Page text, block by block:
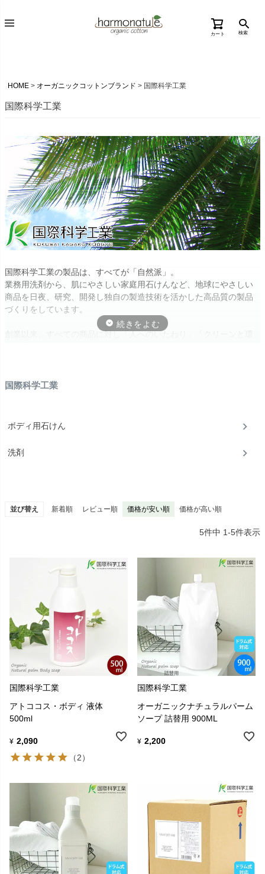
カート 検索
HOME オーガニックコットンブランド 国際科学工業
国際科学工業
国際科学工業の製品は、すべてが「自然派」。
業務用洗剤から、肌にやさしい家庭用石けんなど、地球にやさしい
商品を日夜、研究、開発し独自の製造技術を活かした高品質の製品
づくりをしています。
創業以来、すべての商品に対し「人へのいたわり」「クリーンと環
客様のニーズにあったオンリーワン商品を今後ともお客様と一緒に
商品は人体だけでなく、環境・物までも大切にでき、せっけんのマ
イナス部分をとことん追求し改善したすぐれものです。
人と環境に「やさしい」製品づくり…。
それが、国際科学工業のこだわりです。
国際科学工業
ボディ用石けん
洗剤
並び替え 新着順 レビュー順 価格が安い順 価格が高い順
5件中 1-5件表示
国際科学工業
アトココス・ボディ 液体
500ml
¥ 2,090
（2）
国際科学工業
オーガニックナチュラルパーム
ソープ 詰替用 900ML
¥ 2,200